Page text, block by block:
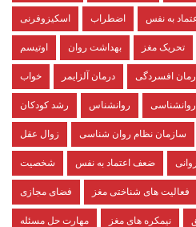
اسکیزوفرنی اضطراب به نفس
اوتیسم بهداشت روان تحریک مغز
خواب درمان آلزایمر افسردگی
رشد کودکان روانشناس روانشناسی
زوال عقل سازمان نظام روان شناسی
شخصیت ضعف اعتماد به نفس
فضای مجازی فعالیت های شناختی مغز
مهارت حل مسئله نیمکره های مغز